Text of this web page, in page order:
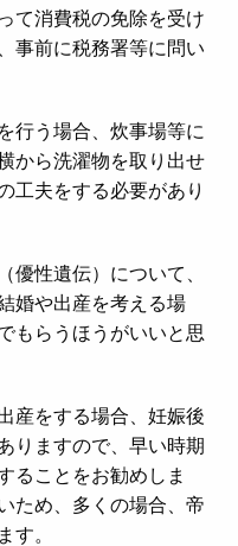
て消費税の免除を受け
事前に税務署等に問い
行う場合、炊事場等に
から洗濯物を取り出せ
工夫をする必要があり
優性遺伝）について、
婚や出産を考える場
もらうほうがいいと思
産をする場合、妊娠後
りますので、早い時期
ることをお勧めしま
ため、多くの場合、帝
す。